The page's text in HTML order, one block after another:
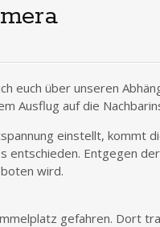
euch über unseren
Ausflug auf die
einstellt, kommt
entschieden. Entgegen
wird.
gefahren. Dort